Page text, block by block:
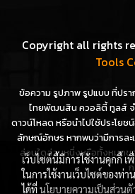
Copyright all rights
Tools
ข้อความ รูปภาพ รูปแบบ ที่ปร
ไทยพัฒนสิน ควอลิตี้ ทูลส์ จ
ดาวน์โหลด หรือนำไปใช้ประโย
ลักษณ์อักษร หากพบว่ามีการละ
ส่วนใดส่วนหนึ่งหรือทั้งหมดข
เว็บไซต์นี้มีการใช้งานคุกกี้
ในการใช้งานเว็บไซต์ของท่
ได้ที่นโยบายความเป็นส่วนตั